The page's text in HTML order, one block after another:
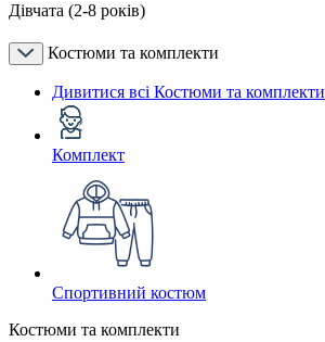
Дівчата (2-8 років)
Костюми та комплекти
Дивитися всі Костюми та комплекти
Комплект
Спортивний костюм
Костюми та комплекти